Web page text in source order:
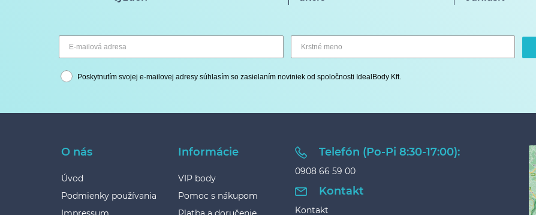
Poskytnutím svojej e-mailovej adresy súhlasím so zasielaním noviniek od spoločnosti IdealBody Kft.
O nás
Úvod
Podmienky používania
Informácie
VIP body
Pomoc s nákupom
Telefón (Po-Pi 8:30-17:00):
0908 66 59 00
Kontakt
Kontakt